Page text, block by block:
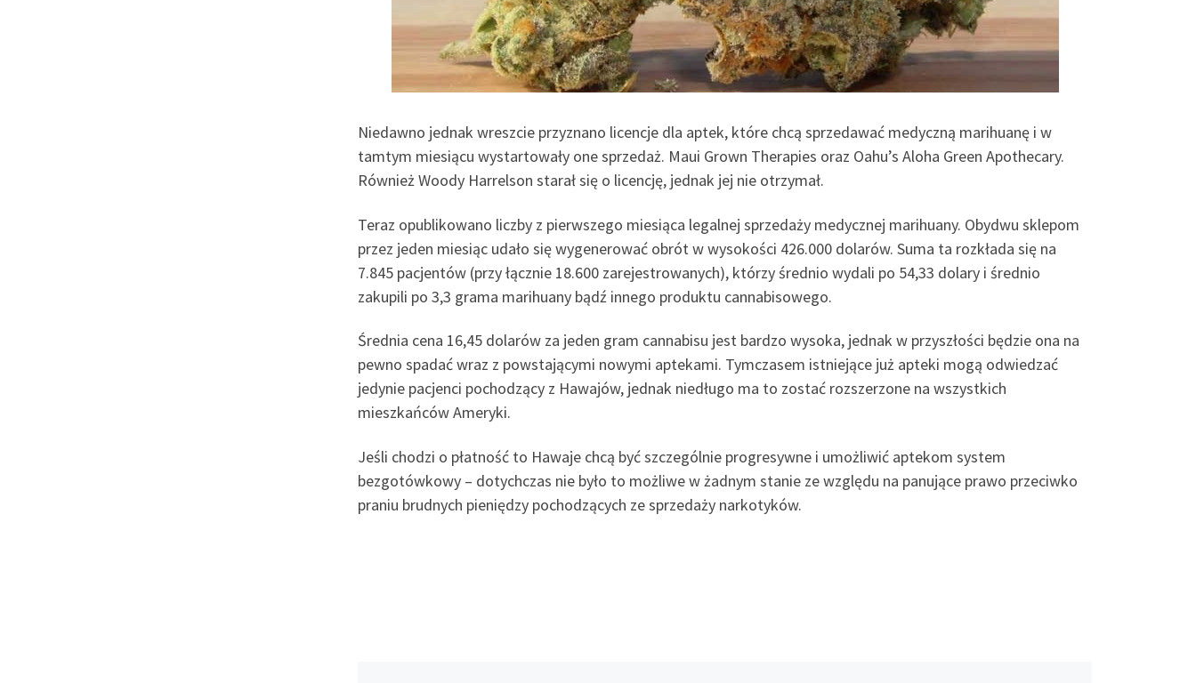
Niedawno jednak wreszcie przyznano licencje dla aptek, które chcą sprzedawać medyczną marihuanę i w
tamtym miesiącu wystartowały one sprzedaż. Maui Grown Therapies oraz Oahu’s Aloha Green Apothecary.
Również Woody Harrelson starał się o licencję, jednak jej nie otrzymał.
Teraz opublikowano liczby z pierwszego miesiąca legalnej sprzedaży medycznej marihuany. Obydwu sklepom
przez jeden miesiąc udało się wygenerować obrót w wysokości 426.000 dolarów. Suma ta rozkłada się na
7.845 pacjentów (przy łącznie 18.600 zarejestrowanych), którzy średnio wydali po 54,33 dolary i średnio
zakupili po 3,3 grama marihuany bądź innego produktu cannabisowego.
Średnia cena 16,45 dolarów za jeden gram cannabisu jest bardzo wysoka, jednak w przyszłości będzie ona na
pewno spadać wraz z powstającymi nowymi aptekami. Tymczasem istniejące już apteki mogą odwiedzać
jedynie pacjenci pochodzący z Hawajów, jednak niedługo ma to zostać rozszerzone na wszystkich
mieszkańców Ameryki.
Jeśli chodzi o płatność to Hawaje chcą być szczególnie progresywne i umożliwić aptekom system
bezgotówkowy – dotychczas nie było to możliwe w żadnym stanie ze względu na panujące prawo przeciwko
praniu brudnych pieniędzy pochodzących ze sprzedaży narkotyków.